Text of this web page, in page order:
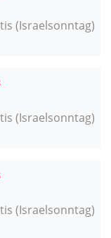
(Israelsonntag)
(Israelsonntag)
(Israelsonntag)